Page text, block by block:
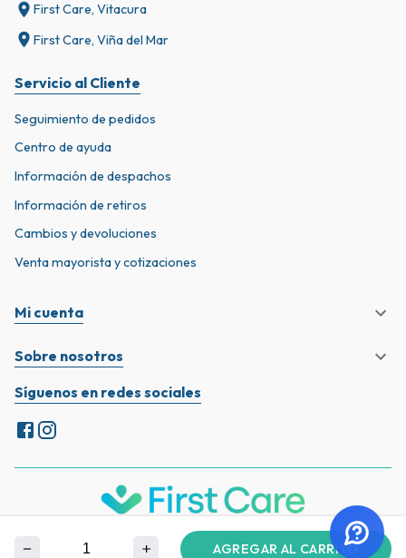
AGREGAR AL CARRITO
First Care, Vitacura
First Care, Viña del Mar
Servicio al Cliente
Seguimiento de pedidos
Centro de ayuda
Información de despachos
Información de retiros
Cambios y devoluciones
Venta mayorista y cotizaciones
Mi cuenta
Sobre nosotros
Síguenos en redes sociales
Términos y condiciones
FirstCare 2023 © Todos los derechos reservados